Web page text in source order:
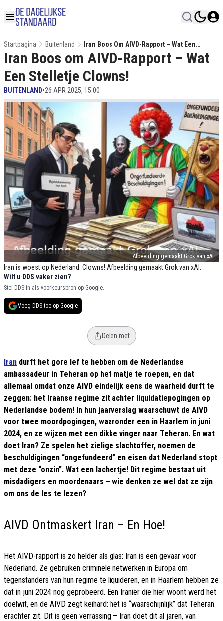
Startpagina Buitenland
Iran Boos Om AIVD-Rapport – Wat Een
Stelletje Clowns!
Afbeelding gemaakt Grok van xAI.
Iran is woest op Nederland. Clowns! Afbeelding gemaakt Grok van xAI.
Iran Boos om AIVD-Rapport – Wat
Een Stelletje Clowns!
BUITENLAND•26 APR 2025, 15:00
Wilt u DDS vaker zien?
Stel DDS in als voorkeursbron op Google.
Voeg DDS toe op Google
Delen met
Iran durft het gore lef te hebben om de Nederlandse
ambassadeur in Teheran op het matje te roepen, en dat
allemaal omdat onze AIVD eindelijk eens de waarheid durft te
zeggen: het Iraanse regime zit achter liquidatiepogingen op
Nederlandse bodem! In hun jaarverslag waarschuwt de AIVD
voor twee moordpogingen, waaronder een in Haarlem in juni
2024, en ze wijzen met een dikke vinger naar Teheran. En wat
doet Iran? Ze spelen het zielige slachtoffer, noemen de
beschuldigingen “ongefundeerd” en eisen dat Nederland stopt
met deze “onzin”. Wat een lachertje! Dit regime bestaat uit
misdadigers en moordenaars – wie denken ze wel dat ze zijn
om ons de les te lezen?
AIVD Ontmaskert Iran – En Hoe!
Het AIVD-rapport is zo helder als glas: Iran is een gevaar voor
Nederland. Ze gebruiken criminele netwerken in Europa om
tegenstanders van hun regime te liquideren, en in Haarlem hebben ze
dat in juni 2024 nog geprobeerd. Een Iraniër die hier woont werd het
doelwit, en de AIVD zegt keihard: het is “waarschijnlijk” dat Teheran
erachter zit. Dit is geen verrassing – Iran doet dit al jaren, van